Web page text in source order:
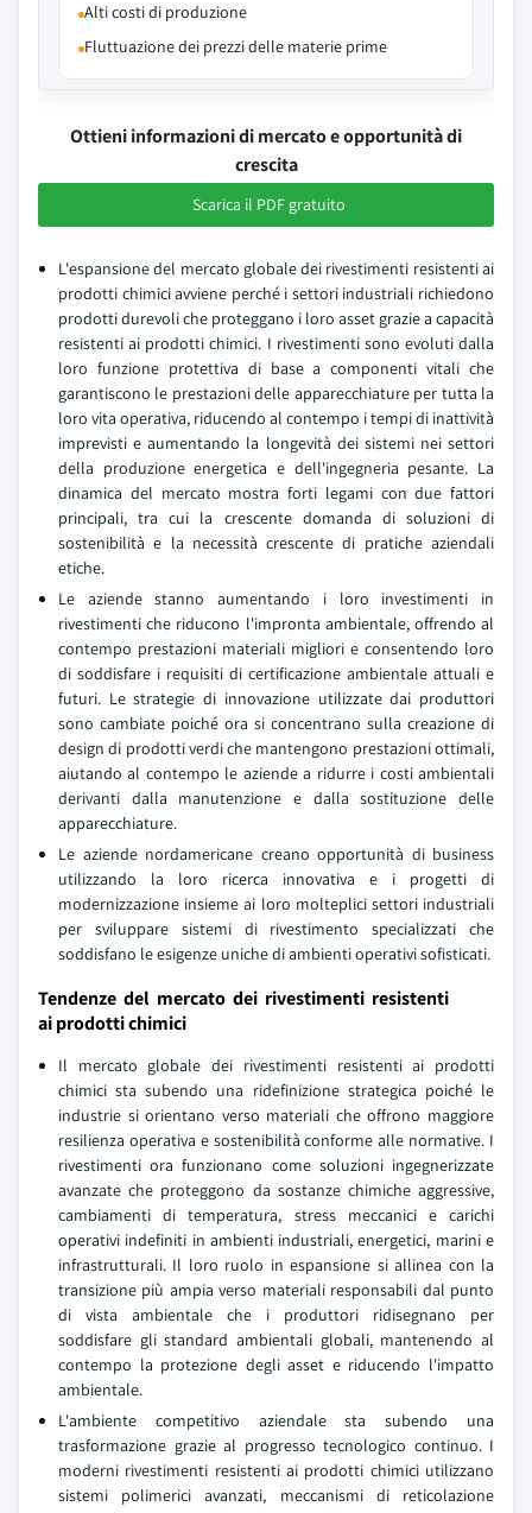
Alti costi di produzione
Fluttuazione dei prezzi delle materie prime
Ottieni informazioni di mercato e opportunità di
crescita
Scarica il PDF gratuito
L'espansione del mercato globale dei rivestimenti resistenti ai
prodotti chimici avviene perché i settori industriali richiedono
prodotti durevoli che proteggano i loro asset grazie a capacità
resistenti ai prodotti chimici. I rivestimenti sono evoluti dalla
loro funzione protettiva di base a componenti vitali che
garantiscono le prestazioni delle apparecchiature per tutta la
loro vita operativa, riducendo al contempo i tempi di inattività
imprevisti e aumentando la longevità dei sistemi nei settori
della produzione energetica e dell'ingegneria pesante. La
dinamica del mercato mostra forti legami con due fattori
principali, tra cui la crescente domanda di soluzioni di
sostenibilità e la necessità crescente di pratiche aziendali
etiche.
Le aziende stanno aumentando i loro investimenti in
rivestimenti che riducono l'impronta ambientale, offrendo al
contempo prestazioni materiali migliori e consentendo loro
di soddisfare i requisiti di certificazione ambientale attuali e
futuri. Le strategie di innovazione utilizzate dai produttori
sono cambiate poiché ora si concentrano sulla creazione di
design di prodotti verdi che mantengono prestazioni ottimali,
aiutando al contempo le aziende a ridurre i costi ambientali
derivanti dalla manutenzione e dalla sostituzione delle
apparecchiature.
Le aziende nordamericane creano opportunità di business
utilizzando la loro ricerca innovativa e i progetti di
modernizzazione insieme ai loro molteplici settori industriali
per sviluppare sistemi di rivestimento specializzati che
soddisfano le esigenze uniche di ambienti operativi sofisticati.
Tendenze del mercato dei rivestimenti resistenti
ai prodotti chimici
Il mercato globale dei rivestimenti resistenti ai prodotti
chimici sta subendo una ridefinizione strategica poiché le
industrie si orientano verso materiali che offrono maggiore
resilienza operativa e sostenibilità conforme alle normative. I
rivestimenti ora funzionano come soluzioni ingegnerizzate
avanzate che proteggono da sostanze chimiche aggressive,
cambiamenti di temperatura, stress meccanici e carichi
operativi indefiniti in ambienti industriali, energetici, marini e
infrastrutturali. Il loro ruolo in espansione si allinea con la
transizione più ampia verso materiali responsabili dal punto
di vista ambientale che i produttori ridisegnano per
soddisfare gli standard ambientali globali, mantenendo al
contempo la protezione degli asset e riducendo l'impatto
ambientale.
L'ambiente competitivo aziendale sta subendo una
trasformazione grazie al progresso tecnologico continuo. I
moderni rivestimenti resistenti ai prodotti chimici utilizzano
sistemi polimerici avanzati, meccanismi di reticolazione